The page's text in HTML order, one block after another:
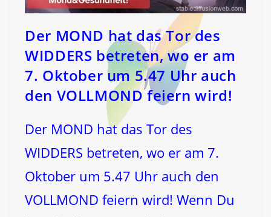
Der MOND hat das Tor des
WIDDERS betreten, wo er am
7. Oktober um 5.47 Uhr auch
den VOLLMOND feiern wird!
Der MOND hat das Tor des
WIDDERS betreten, wo er am 7.
Oktober um 5.47 Uhr auch den
VOLLMOND feiern wird! Wenn Du